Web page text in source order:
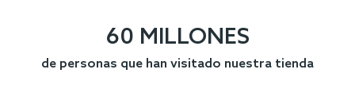
60 MILLONES
de personas que han visitado nuestra tienda